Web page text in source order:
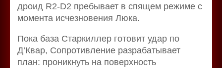
дроид R2-D2 пребывает в спящем режиме с
момента исчезновения Люка.
Пока база Старкиллер готовит удар по
Д’Квар, Сопротивление разрабатывает
план: проникнуть на поверхность